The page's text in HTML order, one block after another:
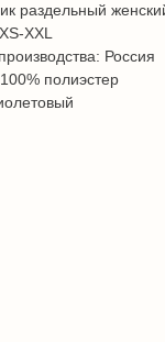
раздельный
XXL
Россия
полиэстер